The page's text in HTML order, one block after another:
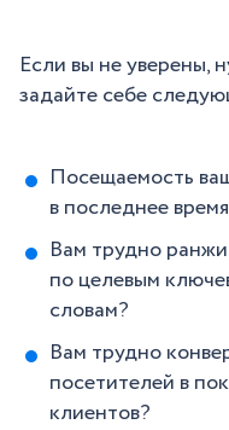
Если вы не уверены,
задайте себе
Посещаемость
в последнее
Вам трудно
по целевым
словам?
Вам трудно
посетителей в
клиентов?